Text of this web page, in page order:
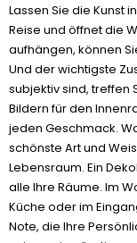
Lassen Sie die Kunst
Reise und öffnet die
aufhängen, können
Und der wichtigste
subjektiv sind, treffen
Bildern für den
jeden Geschmack.
schönste Art und
Lebensraum. Ein
alle Ihre Räume. Im
Küche oder im
Note, die Ihre